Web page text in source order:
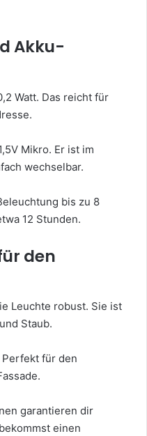
Akku-
Watt. Das reicht für
Mikro. Er ist im
wechselbar.
bis zu 8
12 Stunden.
den
Leuchte robust. Sie ist
Staub.
Perfekt für den
garantieren dir
einen